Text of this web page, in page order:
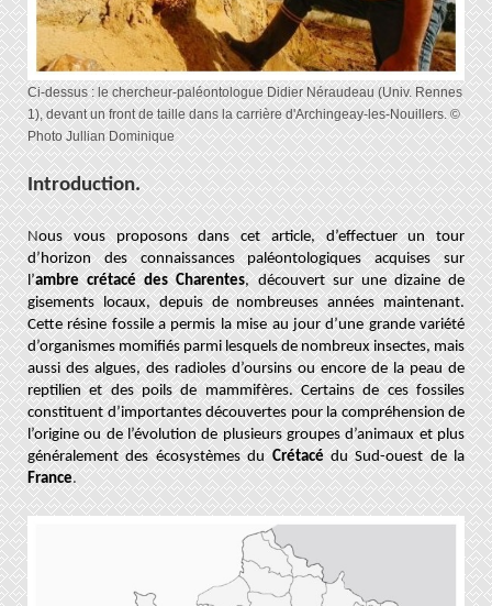
Ci-dessus : le chercheur-paléontologue Didier Néraudeau (Univ. Rennes
1), devant un front de taille dans la carrière d'Archingeay-les-Nouillers. ©
Photo Jullian Dominique
Introduction.
Nous vous proposons dans cet article, d’effectuer un tour
d’horizon des connaissances paléontologiques acquises sur
l’ambre crétacé des Charentes, découvert sur une dizaine de
gisements locaux, depuis de nombreuses années maintenant.
Cette résine fossile a permis la mise au jour d’une grande variété
d’organismes momifiés parmi lesquels de nombreux insectes, mais
aussi des algues, des radioles d’oursins ou encore de la peau de
reptilien et des poils de mammifères. Certains de ces fossiles
constituent d’importantes découvertes pour la compréhension de
l’origine ou de l’évolution de plusieurs groupes d’animaux et plus
généralement des écosystèmes du Crétacé du Sud-ouest de la
France.